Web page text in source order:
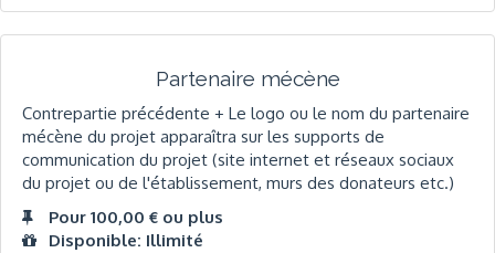
Partenaire mécène
Contrepartie précédente + Le logo ou le nom du partenaire
mécène du projet apparaîtra sur les supports de
communication du projet (site internet et réseaux sociaux
du projet ou de l'établissement, murs des donateurs etc.)
Pour 100,00 € ou plus
Disponible: Illimité